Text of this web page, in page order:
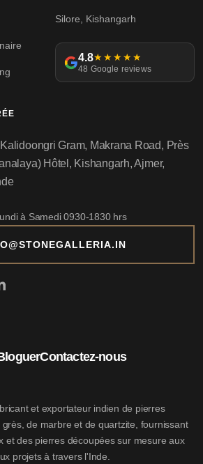
Silore, Kishangarh
4.8★★★★★
48 Google reviews
Contactez-nous
et exportateur indien de pierres
de marbre et de quartzite, fournissant
et des pierres découpées sur mesure aux
projets à travers l'Inde.
Gram, Makrana Road, Près
Hôtel, Kishangarh, Ajmer,
à Samedi 0930-1830 hrs